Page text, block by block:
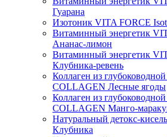
Гуарана
Изотоник VITA FORCE
Витаминный энергетик
Ананас-лимон
Витаминный энергетик
Клубника-ревень
Коллаген из
COLLAGEN Лесные ягоды
Коллаген из
COLLAGEN Манго-
Натуральный детокс-
Клубника